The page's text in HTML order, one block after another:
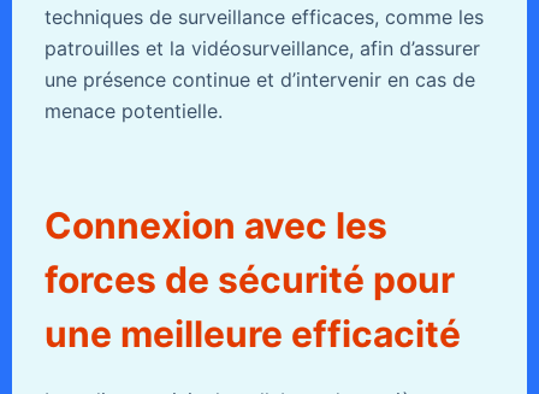
techniques de surveillance efficaces, comme les
patrouilles et la vidéosurveillance, afin d’assurer
une présence continue et d’intervenir en cas de
menace potentielle.
Connexion avec les
forces de sécurité pour
une meilleure efficacité